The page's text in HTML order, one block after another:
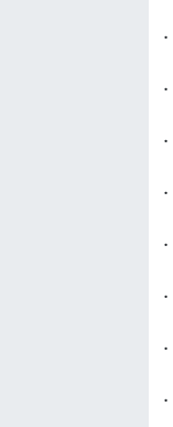
·
·
·
·
·
·
·
·